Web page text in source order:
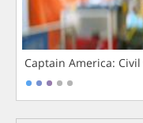
Captain America: